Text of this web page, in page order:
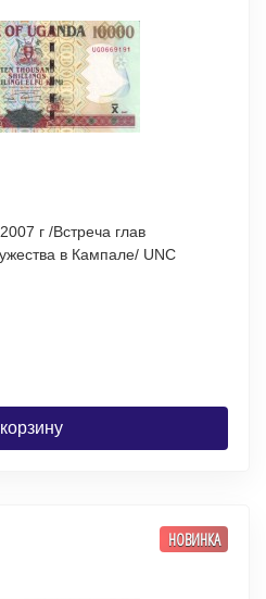
г /Встреча глав
в Кампале/ UNC
НОВИНКА